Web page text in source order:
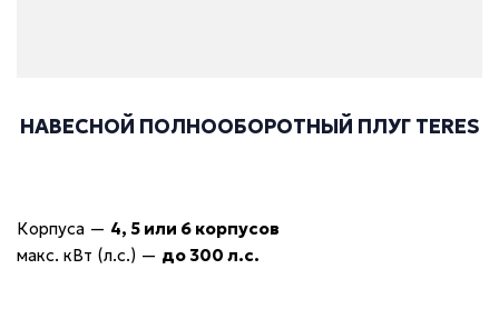
НАВЕСНОЙ ПОЛНООБОРОТНЫЙ ПЛУГ TERES
Корпуса — 4, 5 или 6 корпусов
макс. кВт (л.с.) — до 300 л.с.